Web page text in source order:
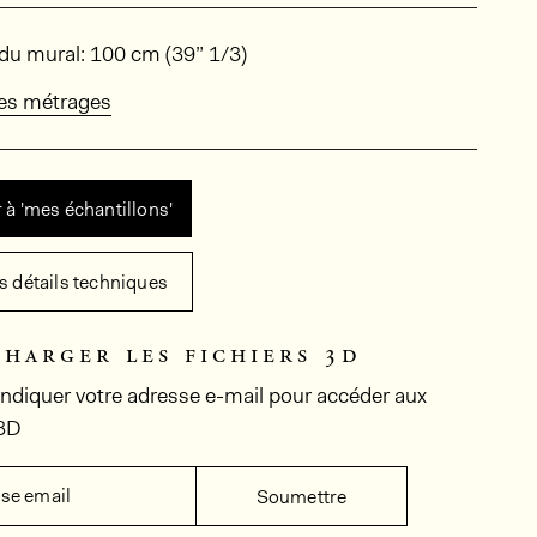
mural: 100 cm (39” 1/3)
métrages
à 'mes échantillons'
détails techniques
les fichiers 3d
votre adresse e-mail pour accéder aux
email Soumettre